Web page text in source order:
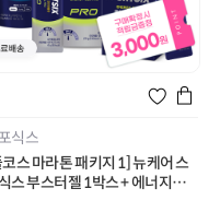
식스
스 마라톤 패키지 1] 뉴케어 스
스 부스터젤 1박스 + 에너지젤